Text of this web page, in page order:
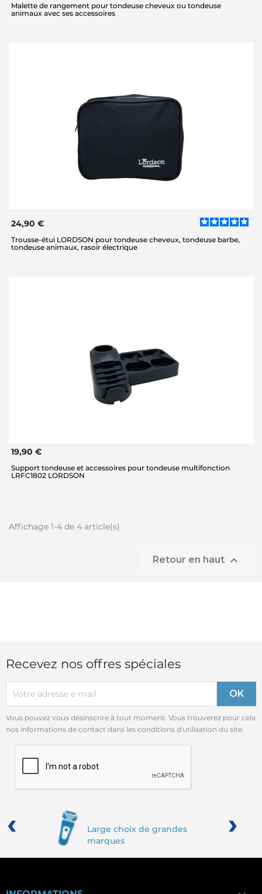
Malette de rangement pour tondeuse cheveux ou tondeuse
animaux avec ses accessoires
24,90 €
Trousse-étui LORDSON pour tondeuse cheveux, tondeuse barbe,
tondeuse animaux, rasoir électrique
19,90 €
Support tondeuse et accessoires pour tondeuse multifonction
LRFC1802 LORDSON
Affichage 1-4 de 4 article(s)
Retour en haut 
Recevez nos offres spéciales
Vous pouvez vous désinscrire à tout moment. Vous trouverez pour cela
nos informations de contact dans les conditions d'utilisation du site.
Large choix de grandes
marques
‹ ›